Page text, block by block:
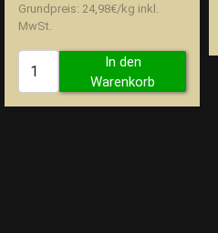
Grundpreis: 24,98€/kg inkl.
MwSt.
In den
Warenkorb